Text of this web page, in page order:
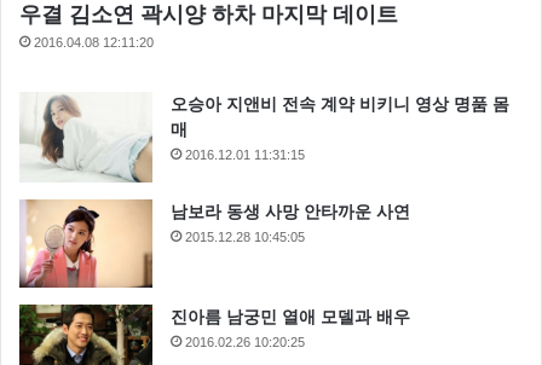
우결 김소연 곽시양 하차 마지막 데이트
2016.04.08 12:11:20
오승아 지앤비 전속 계약 비키니 영상 명품 몸
매
2016.12.01 11:31:15
남보라 동생 사망 안타까운 사연
2015.12.28 10:45:05
진아름 남궁민 열애 모델과 배우
2016.02.26 10:20:25